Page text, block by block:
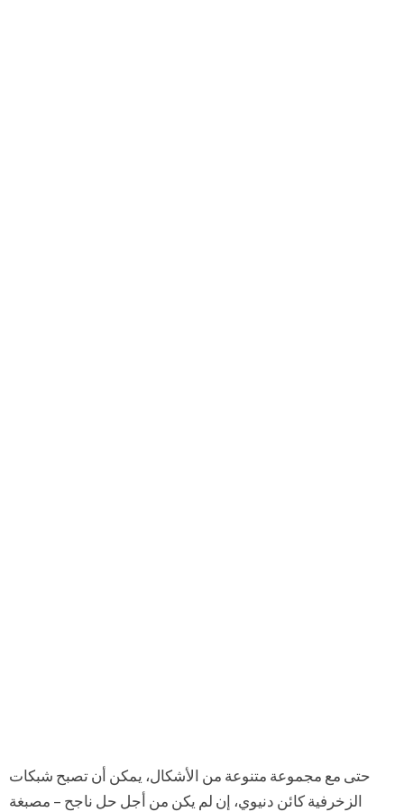
حتى مع مجموعة متنوعة من الأشكال، يمكن أن تصبح شبكات
الزخرفية كائن دنيوي، إن لم يكن من أجل حل ناجح – مصبغة